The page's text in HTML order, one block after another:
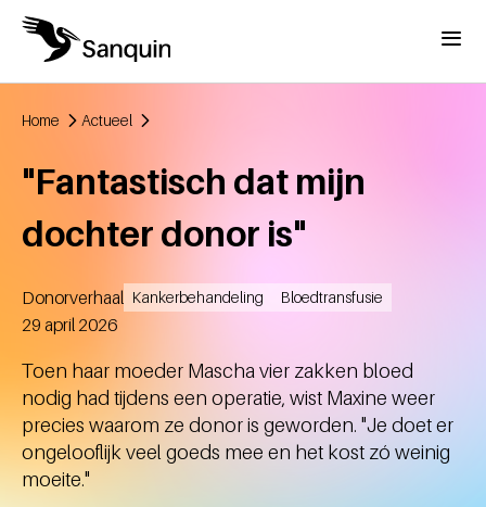
Overslaan en naar de inhoud gaan
Menu
Home Actueel
"Fantastisch dat mijn
dochter donor is"
Donorverhaal Kankerbehandeling Bloedtransfusie
Aangemaakt
29 april 2026
Toen haar moeder Mascha vier zakken bloed
nodig had tijdens een operatie, wist Maxine weer
precies waarom ze donor is geworden. "Je doet er
ongelooflijk veel goeds mee en het kost zó weinig
moeite."